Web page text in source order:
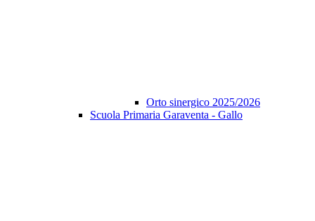
Orto sinergico 2025/2026
Scuola Primaria Garaventa - Gallo